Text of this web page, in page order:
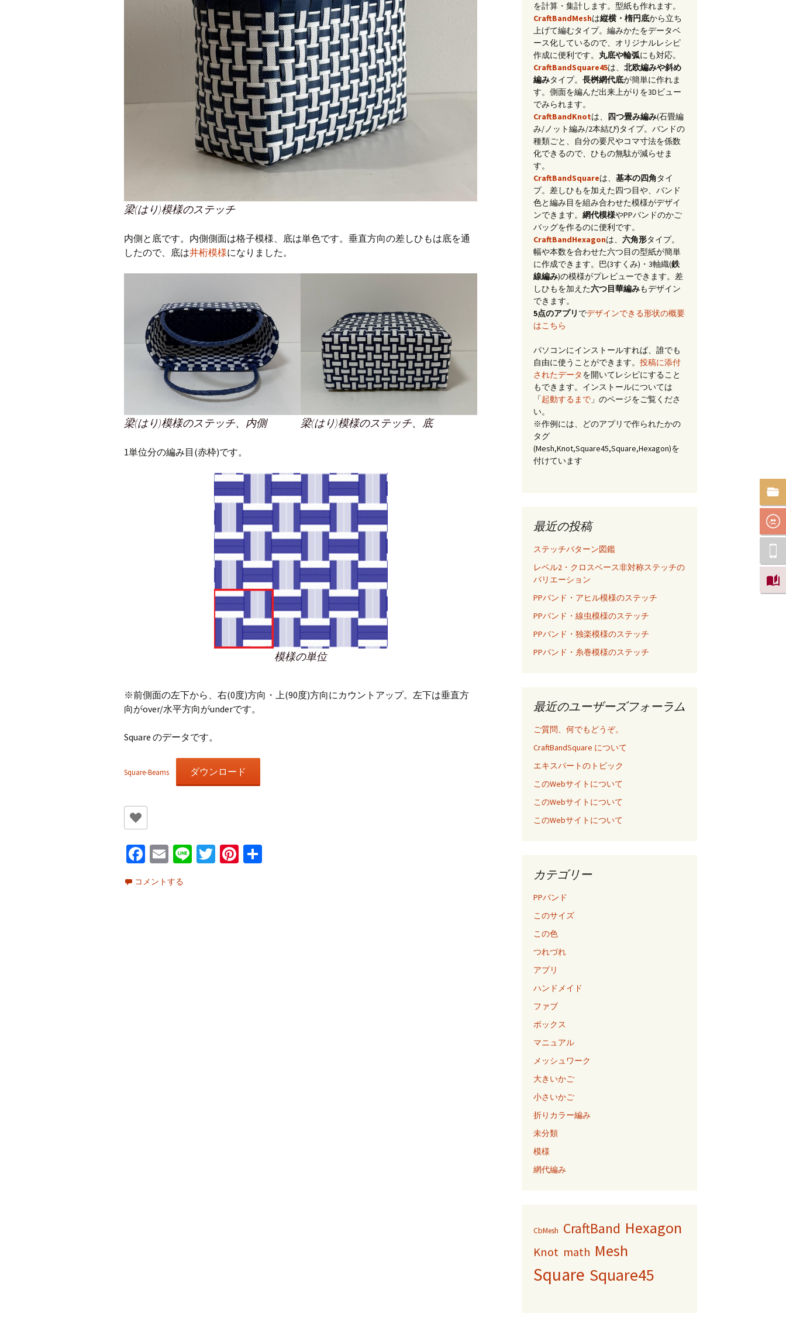
梁(はり)模様のステッチ
内側と底です。内側側面は格子模様、底は単色です。垂直方向の差しひもは底を通
したので、底は井桁模様になりました。
梁(はり)模様のステッチ、内側 梁(はり)模様のステッチ、底
1単位分の編み目(赤枠)です。
模様の単位
※前側面の左下から、右(0度)方向・上(90度)方向にカウントアップ。左下は垂直方
向がover/水平方向がunderです。
Square のデータです。
Square-Beams ダウンロード
Fa
ce
b
E
m
ai
Li T
Pi
コメントする
を計算・集計します。型紙も作れます。
CraftBandMeshは縦横・楕円底から立ち
上げて編むタイプ。編みかたをデータベ
ース化しているので、オリジナルレシピ
作成に便利です。 丸底や輪弧にも対応。
CraftBandSquare45は、 北欧編みや斜め
編みタイプ。 長桝網代底が簡単に作れま
す。側面を編んだ出来上がりを3Dビュー
でみられます。
CraftBandKnotは、 四つ畳み編み(石畳編
み/ノット編み/2本結び)タイプ。バンドの
種類ごと、自分の要尺やコマ寸法を係数
化できるので、ひもの無駄が減らせま
す。
CraftBandSquareは、 基本の四角タイ
プ。差しひもを加えた四つ目や、バンド
色と編み目を組み合わせた模様がデザイ
ンできます。 網代模様やPPバンドのかご
バッグを作るのに便利です。
CraftBandHexagonは、 六角形タイプ。
幅や本数を合わせた六つ目の型紙が簡単
に作成できます。巴(3すくみ)・3軸織(鉄
線編み)の模様がプレビューできます。差
しひもを加えた六つ目華編みもデザイン
できます。
5点のアプリ でデザインできる形状の概要
はこちら
パソコンにインストールすれば、誰でも
自由に使うことができます。 投稿に添付
されたデータを開いてレシピにすること
もできます。インストールについては
「起動するまで 」のページをご覧くださ
い。
※作例には、どのアプリで作られたかの
タグ
(Mesh,Knot,Square45,Square,Hexagon)を
付けています
最近の投稿
ステッチパターン図鑑
レベル2・クロスベース非対称ステッチの
バリエーション
PPバンド・アヒル模様のステッチ
PPバンド・線虫模様のステッチ
PPバンド・独楽模様のステッチ
PPバンド・糸巻模様のステッチ
最近のユーザーズフォーラム
ご質問、何でもどうぞ。
CraftBandSquare について
エキスパートのトピック
このWebサイトについて
このWebサイトについて
このWebサイトについて
カテゴリー
PPバンド
このサイズ
この色
つれづれ
アプリ
ハンドメイド
ファブ
ボックス
マニュアル
メッシュワーク
大きいかご
小さいかご
折りカラー編み
未分類
模様
網代編み
CbMesh CraftBand Hexagon
Knot math Mesh
Square Square45